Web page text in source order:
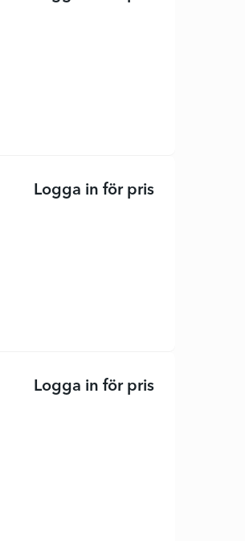
Logga in för pris
Logga in för pris